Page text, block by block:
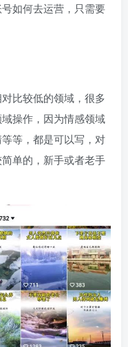
如何去运营，只需要
比较低的领域，很多
操作，因为情感领域
等，都是可以写，对
单的，新手或者老手